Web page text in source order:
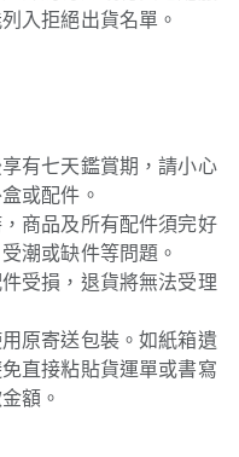
入拒絕出貨名單。
有七天鑑賞期，請小心
或配件。
商品及所有配件須完好
潮或缺件等問題。
受損，退貨將無法受理
原寄送包裝。如紙箱遺
直接粘貼貨運單或書寫
額。